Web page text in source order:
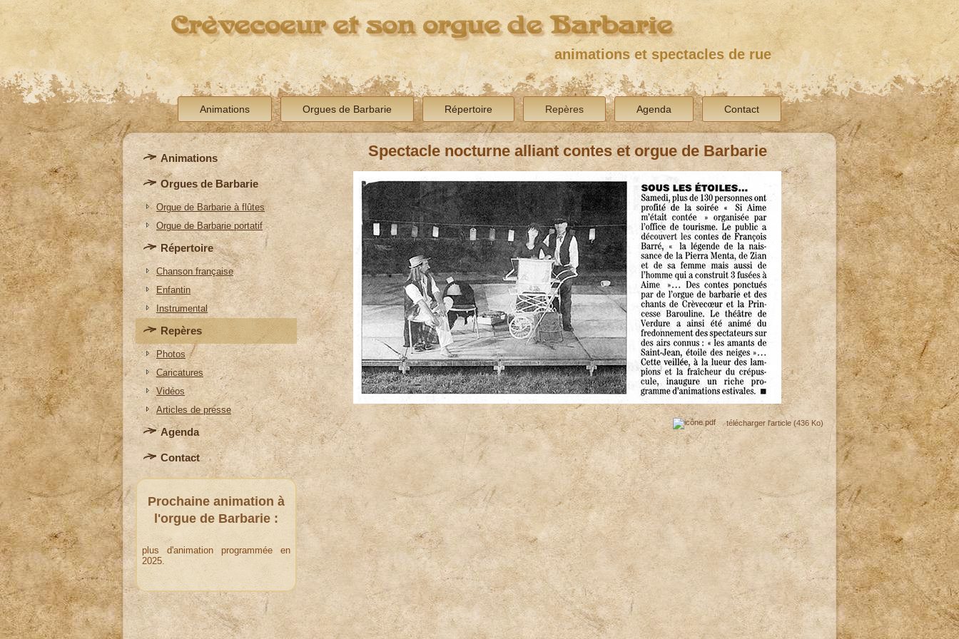
Crèvecoeur et son orgue de Barbarie
animations et spectacles de rue
Animations Orgues de Barbarie Répertoire Repères Agenda Contact
Animations
Orgues de Barbarie
Orgue de Barbarie à flûtes
Orgue de Barbarie portatif
Répertoire
Chanson française
Enfantin
Instrumental
Repères
Photos
Caricatures
Vidéos
Articles de presse
Agenda
Contact
Prochaine animation à
l'orgue de Barbarie :
plus d'animation programmée en
2025.
Spectacle nocturne alliant contes et orgue de Barbarie
télécharger l'article (436 Ko)